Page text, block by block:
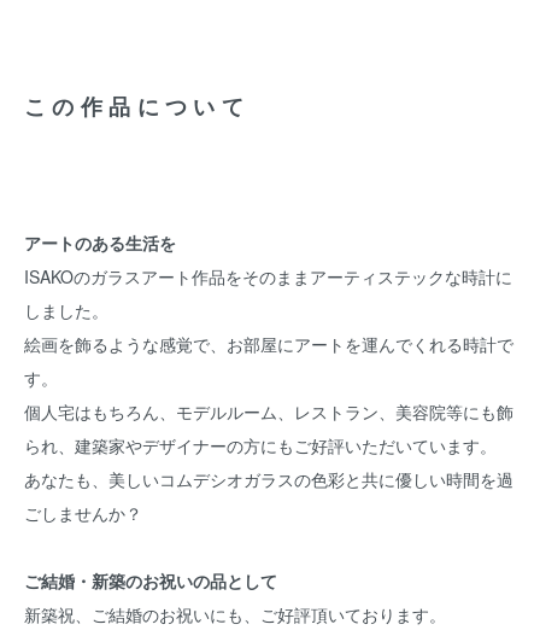
この作品について
アートのある生活を
ISAKOのガラスアート作品をそのままアーティステックな時計に
しました。
絵画を飾るような感覚で、お部屋にアートを運んでくれる時計で
す。
個人宅はもちろん、モデルルーム、レストラン、美容院等にも飾
られ、建築家やデザイナーの方にもご好評いただいています。
あなたも、美しいコムデシオガラスの色彩と共に優しい時間を過
ごしませんか？
ご結婚・新築のお祝いの品として
新築祝、ご結婚のお祝いにも、ご好評頂いております。